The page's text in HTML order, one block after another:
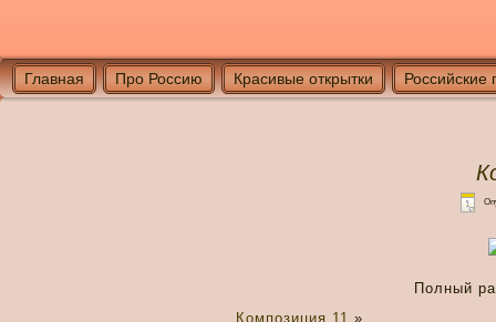
Главная Про Россию Красивые открытки Российские
Полный
Композиция 11 »